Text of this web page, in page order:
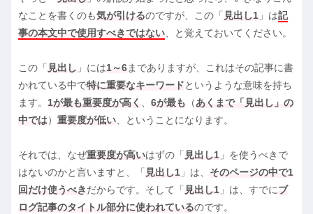
なことを書くのも気が引けるのですが、この「 見出し1 」は記
事の本文中で使用すべきではない 、と覚えておいてください。
この「 見出し 」には1～6までありますが、これはその記事に書
かれている中で特に重要なキーワードというような意味を持ち
ます。 1が最も重要度が高く 6が最も （あくまで「見出し」の
中では） 重要度が低い 、ということになります。
それでは、なぜ重要度が高いはずの「 見出し1 」を使うべきで
はないのかと言いますと、「 見出し1 」は、 そのページの中で1
回だけ使うべきだからです。そして「 見出し1 」は、すでにブ
ログ記事のタイトル部分に使われているのです。